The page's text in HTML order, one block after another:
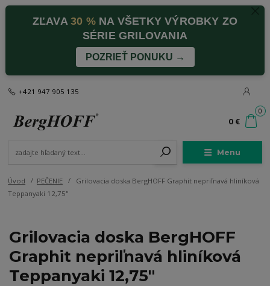
ZĽAVA30 %NA VŠETKY VÝROBKY ZO
SÉRIE GRILOVANIA
POZRIEŤ PONUKU →
Menu
+421 947 905 135
0
0 €
Úvod PEČENIE
Grilovacia doska BergHOFF Graphit nepriľnavá hliníková
Teppanyaki 12,75"
Grilovacia doska BergHOFF
Graphit nepriľnavá hliníková
Teppanyaki 12,75"